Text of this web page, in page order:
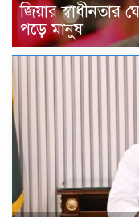
জিয়ার স্বাধীনতার
পড়ে মানুষ